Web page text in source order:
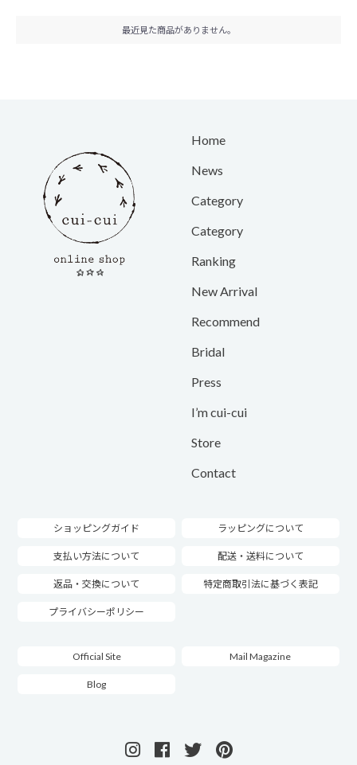
最近見た商品がありません。
Home
News
Category
Category
Ranking
New Arrival
Recommend
Bridal
Press
I’m cui-cui
Store
Contact
ショッピングガイド ラッピングについて
支払い方法について 配送・送料について
返品・交換について 特定商取引法に基づく表記
プライバシーポリシー
Official Site Mail Magazine
Blog